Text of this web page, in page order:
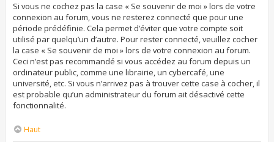
Si vous ne cochez pas la case « Se souvenir de moi » lors de votre
connexion au forum, vous ne resterez connecté que pour une
période prédéfinie. Cela permet d’éviter que votre compte soit
utilisé par quelqu’un d’autre. Pour rester connecté, veuillez cocher
la case « Se souvenir de moi » lors de votre connexion au forum.
Ceci n’est pas recommandé si vous accédez au forum depuis un
ordinateur public, comme une librairie, un cybercafé, une
université, etc. Si vous n’arrivez pas à trouver cette case à cocher, il
est probable qu’un administrateur du forum ait désactivé cette
fonctionnalité.
Haut